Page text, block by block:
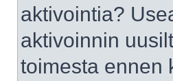
aktivointia?
aktivoinnin
toimesta ennen